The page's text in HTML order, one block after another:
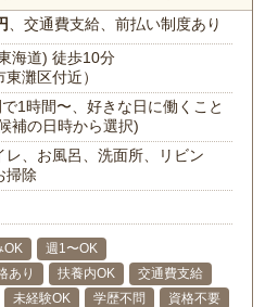
、交通費支給、前払い制度あり
海道) 徒歩10分
東灘区付近）
1時間〜、好きな日に働くこと
補の日時から選択)
レ、お風呂、洗面所、リビン
掃除
OK
週1〜OK
あり 扶養内OK
交通費支給
未経験OK 学歴不問
資格不要